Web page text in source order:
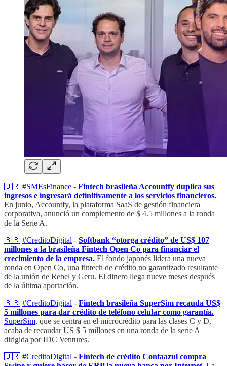
🇧🇷 #SMEsFinance - Fintech brasileña Accountfy duplica sus
ingresos e ingresará definitivamente a los servicios financieros.
En junio, Accountfy, la plataforma SaaS de gestión financiera
corporativa, anunció un complemento de $ 4.5 millones a la ronda
de la Serie A.
🇧🇷 #CreditoDigital - Softbank “otorga crédito” de US$ 107
millones a la brasileña Fintech Open Co para financiar el
crecimiento de la empresa. El fondo japonés lidera una nueva
ronda en Open Co, una fintech de crédito no garantizado resultante
de la unión de Rebel y Geru. El dinero llega nueve meses después
de la última aportación.
🇧🇷 #CreditoDigital - Fintech brasileña SuperSim recauda US$
5 millones para dar crédito de teléfono celular como garantía.
SuperSim, que se centra en el microcrédito para las clases C y D,
acaba de recaudar US $ 5 millones en una ronda de la serie A
dirigida por IDC Ventures.
🇧🇷 #CreditoDigital - Fintech de crédito Contaazul compra